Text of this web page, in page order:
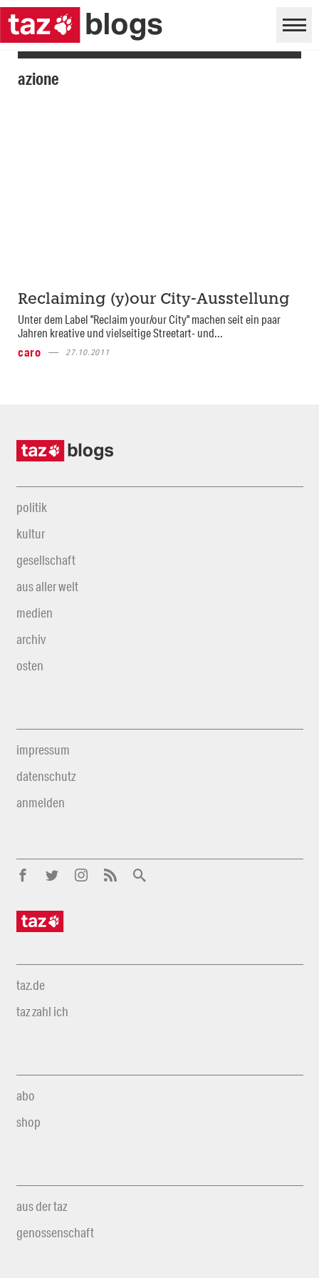
azione
Reclaiming (y)our City-Ausstellung
Unter dem Label "Reclaim your/our City" machen seit ein paar
Jahren kreative und vielseitige Streetart- und...
caro
27.10.2011
politik
kultur
gesellschaft
aus aller welt
medien
archiv
osten
impressum
datenschutz
anmelden
taz.de
taz zahl ich
abo
shop
aus der taz
genossenschaft